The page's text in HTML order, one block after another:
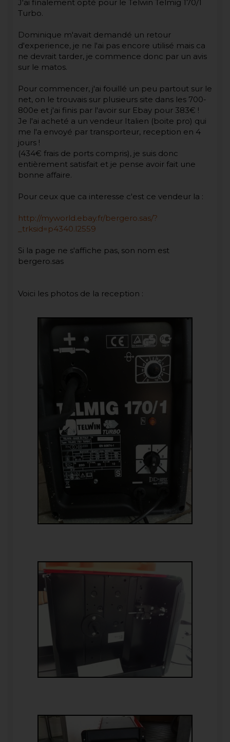
J'ai finalement opté pour le Telwin Telmig 170/1
Turbo.
Dominique m'avait demandé un retour
d'experience, je ne l'ai pas encore utilisé mais ca
ne devrait tarder, je commence donc par un avis
sur le matos.
Pour commencer, j'ai fouillé un peu partout sur le
net, on le trouvais sur plusieurs site dans les 700-
800e et j'ai finis par l'avoir sur Ebay pour 383€ !
Je l'ai acheté a un vendeur Italien (boite pro) qui
me l'a envoyé par transporteur, reception en 4
jours !
(434€ frais de ports compris), je suis donc
entièrement satisfait et je pense avoir fait une
bonne affaire.
Pour ceux que ca interesse c'est ce vendeur la :
http://myworld.ebay.fr/bergero.sas/?
_trksid=p4340.l2559
Si la page ne s'affiche pas, son nom est
bergero.sas
Voici les photos de la reception :